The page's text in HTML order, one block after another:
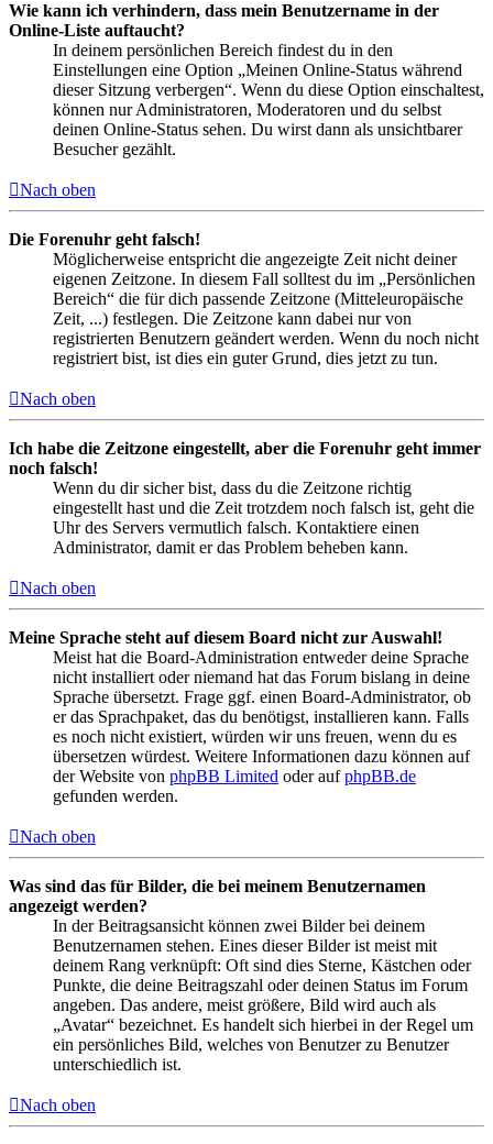
Wie kann ich verhindern, dass mein Benutzername in der
Online-Liste auftaucht?
In deinem persönlichen Bereich findest du in den
Einstellungen eine Option „Meinen Online-Status während
dieser Sitzung verbergen“. Wenn du diese Option einschaltest,
können nur Administratoren, Moderatoren und du selbst
deinen Online-Status sehen. Du wirst dann als unsichtbarer
Besucher gezählt.
Nach oben
Die Forenuhr geht falsch!
Möglicherweise entspricht die angezeigte Zeit nicht deiner
eigenen Zeitzone. In diesem Fall solltest du im „Persönlichen
Bereich“ die für dich passende Zeitzone (Mitteleuropäische
Zeit, ...) festlegen. Die Zeitzone kann dabei nur von
registrierten Benutzern geändert werden. Wenn du noch nicht
registriert bist, ist dies ein guter Grund, dies jetzt zu tun.
Nach oben
Ich habe die Zeitzone eingestellt, aber die Forenuhr geht immer
noch falsch!
Wenn du dir sicher bist, dass du die Zeitzone richtig
eingestellt hast und die Zeit trotzdem noch falsch ist, geht die
Uhr des Servers vermutlich falsch. Kontaktiere einen
Administrator, damit er das Problem beheben kann.
Nach oben
Meine Sprache steht auf diesem Board nicht zur Auswahl!
Meist hat die Board-Administration entweder deine Sprache
nicht installiert oder niemand hat das Forum bislang in deine
Sprache übersetzt. Frage ggf. einen Board-Administrator, ob
er das Sprachpaket, das du benötigst, installieren kann. Falls
es noch nicht existiert, würden wir uns freuen, wenn du es
übersetzen würdest. Weitere Informationen dazu können auf
der Website von phpBB Limited oder aufphpBB.de
gefunden werden.
Nach oben
Was sind das für Bilder, die bei meinem Benutzernamen
angezeigt werden?
In der Beitragsansicht können zwei Bilder bei deinem
Benutzernamen stehen. Eines dieser Bilder ist meist mit
deinem Rang verknüpft: Oft sind dies Sterne, Kästchen oder
Punkte, die deine Beitragszahl oder deinen Status im Forum
angeben. Das andere, meist größere, Bild wird auch als
„Avatar“ bezeichnet. Es handelt sich hierbei in der Regel um
ein persönliches Bild, welches von Benutzer zu Benutzer
unterschiedlich ist.
Nach oben